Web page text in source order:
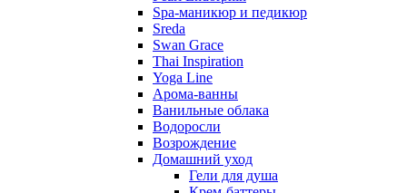
Spa-маникюр и педикюр
Sreda
Swan Grace
Thai Inspiration
Yoga Line
Арома-ванны
Ванильные облака
Водоросли
Возрождение
Домашний уход
Гели для душа